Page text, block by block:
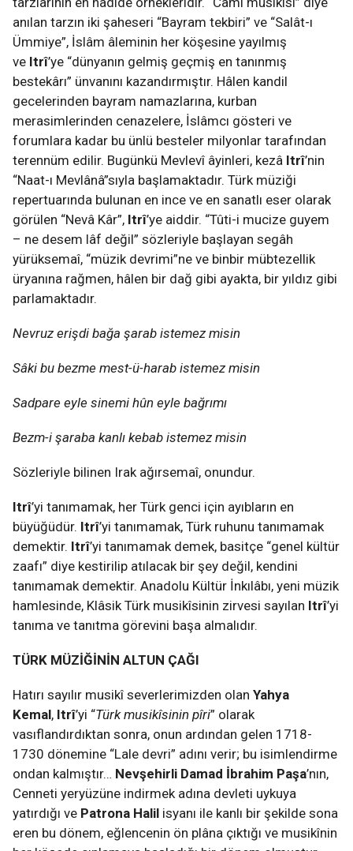
anılan tarzın iki şaheseri “Bayram tekbiri” ve “Salât-ı
Ümmiye”, İslâm âleminin her köşesine yayılmış
ve Itrî’ye “dünyanın gelmiş geçmiş en tanınmış
bestekârı” ünvanını kazandırmıştır. Hâlen kandil
gecelerinden bayram namazlarına, kurban
merasimlerinden cenazelere, İslâmcı gösteri ve
forumlara kadar bu ünlü besteler milyonlar tarafından
terennüm edilir. Bugünkü Mevlevî âyinleri, kezâ Itrî’nin
“Naat-ı Mevlânâ”sıyla başlamaktadır. Türk müziği
repertuarında bulunan en ince ve en sanatlı eser olarak
görülen “Nevâ Kâr”, Itrî’ye aiddir. “Tûti-i mucize guyem
– ne desem lâf değil” sözleriyle başlayan segâh
yürüksemaî, “müzik devrimi”ne ve binbir mübtezellik
üryanına rağmen, hâlen bir dağ gibi ayakta, bir yıldız gibi
parlamaktadır.
Nevruz erişdi bağa şarab istemez misin
Sâki bu bezme mest-ü-harab istemez misin
Sadpare eyle sinemi hûn eyle bağrımı
Bezm-i şaraba kanlı kebab istemez misin
Sözleriyle bilinen Irak ağırsemaî, onundur.
Itrî’yi tanımamak, her Türk genci için ayıbların en
büyüğüdür. Itrî’yi tanımamak, Türk ruhunu tanımamak
demektir. Itrî’yi tanımamak demek, basitçe “genel kültür
zaafı” diye kestirilip atılacak bir şey değil, kendini
tanımamak demektir. Anadolu Kültür İnkılâbı, yeni müzik
hamlesinde, Klâsik Türk musikîsinin zirvesi sayılan Itrî’yi
tanıma ve tanıtma görevini başa almalıdır.
TÜRK MÜZİĞİNİN ALTUN ÇAĞI
Hatırı sayılır musikî severlerimizden olan Yahya
Kemal, Itrî’yi “Türk musikîsinin pîri” olarak
vasıflandırdıktan sonra, onun ardından gelen 1718-
1730 dönemine “Lale devri” adını verir; bu isimlendirme
ondan kalmıştır… Nevşehirli Damad İbrahim Paşa’nın,
Cenneti yeryüzüne indirmek adına devleti uykuya
yatırdığı ve Patrona Halil isyanı ile kanlı bir şekilde sona
eren bu dönem, eğlencenin ön plâna çıktığı ve musikînin